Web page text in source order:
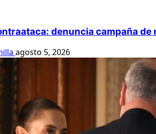
denuncia campaña
agosto 5, 2026